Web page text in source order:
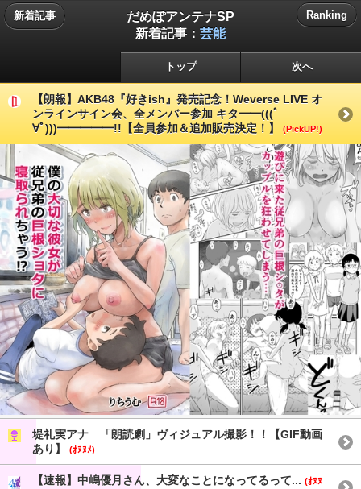
新着記事
だめぽアンテナSP
新着記事： 芸能
Ranking
トップ 次へ
【朗報】AKB48『好きish』発売記念！Weverse LIVE オ
ンラインサイン会、全メンバー参加 キタ━━(((ﾟ
∀ﾟ)))━━━━━!!【全員参加＆追加販売決定！】
(PickUP!)
堤礼実アナ 「朗読劇」ヴィジュアル撮影！！【GIF動画
あり】
(ｵﾇﾇﾒ)
【速報】中嶋優月さん、大変なことになってるって... (ｵﾇﾇ